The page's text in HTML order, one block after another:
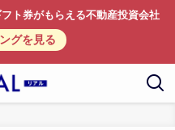
ト券がもらえる不動産投資会社
グを見る